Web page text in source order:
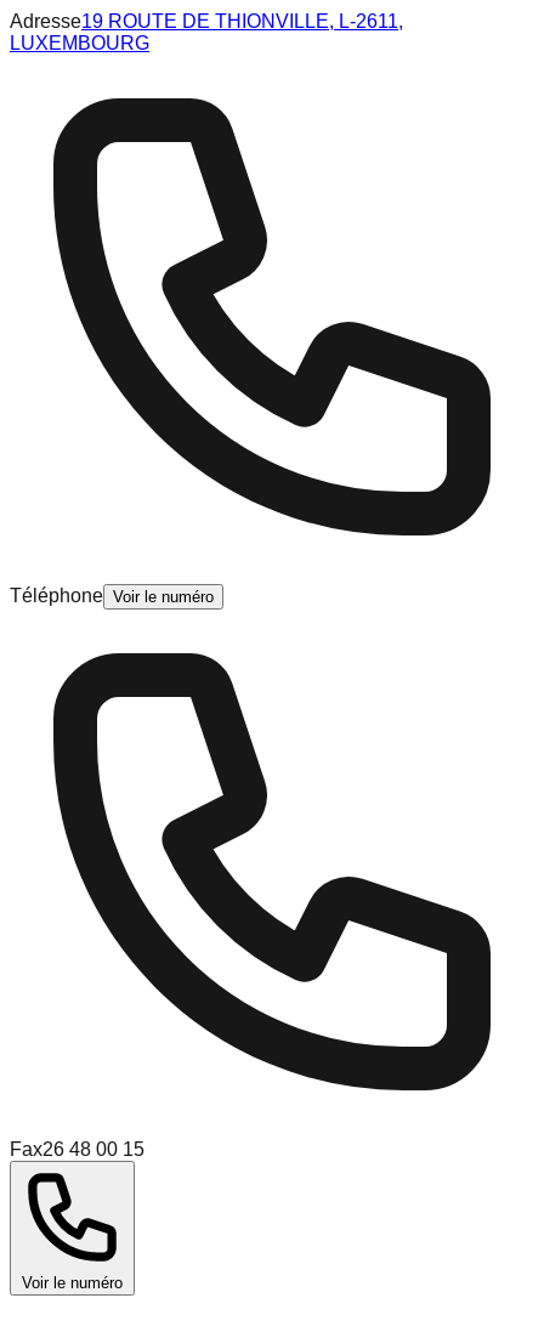
Adresse19 ROUTE DE THIONVILLE, L-2611,
LUXEMBOURG
Téléphone Voir le numéro
Fax26 48 00 15
Voir le numéro